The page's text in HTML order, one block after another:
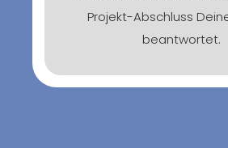
Projekt-Abschluss
beantwortet.